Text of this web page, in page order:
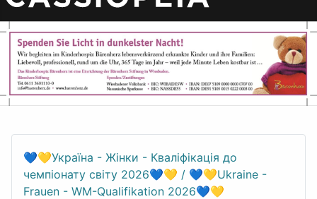
💙💛Україна - Жінки - Кваліфікація до
чемпіонату світу 2026💙💛 / 💙💛Ukraine -
Frauen - WM-Qualifikation 2026💙💛